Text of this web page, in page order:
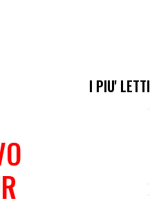
I PIU' LETTI